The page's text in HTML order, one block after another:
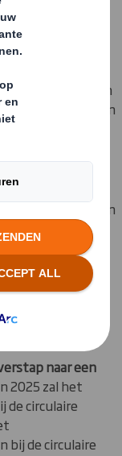
door zoveel
2025
voor
de nieuwe
ernaar om tegen
te optimaliseren
behulp van
van de
aan oplossingen
tegen 2030
om een
door
van
naar een
2025 zal het
de circulaire
bij de circulaire